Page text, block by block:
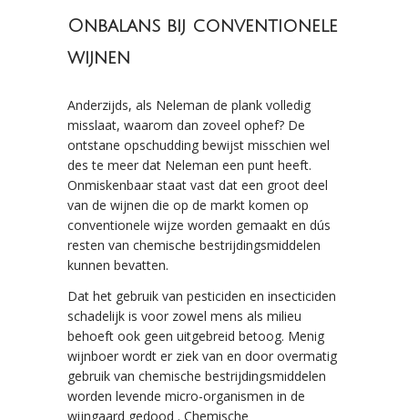
Onbalans bij conventionele
wijnen
Anderzijds, als Neleman de plank volledig
misslaat, waarom dan zoveel ophef? De
ontstane opschudding bewijst misschien wel
des te meer dat Neleman een punt heeft.
Onmiskenbaar staat vast dat een groot deel
van de wijnen die op de markt komen op
conventionele wijze worden gemaakt en dús
resten van chemische bestrijdingsmiddelen
kunnen bevatten.
Dat het gebruik van pesticiden en insecticiden
schadelijk is voor zowel mens als milieu
behoeft ook geen uitgebreid betoog. Menig
wijnboer wordt er ziek van en door overmatig
gebruik van chemische bestrijdingsmiddelen
worden levende micro-organismen in de
wijngaard gedood . Chemische